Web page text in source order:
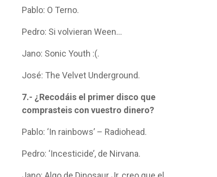
Pablo: O Terno.
Pedro: Si volvieran Ween…
Jano: Sonic Youth :(.
José: The Velvet Underground.
7.- ¿Recodáis el primer disco que
comprasteis con vuestro dinero?
Pablo: ‘In rainbows’ – Radiohead.
Pedro: ‘Incesticide’, de Nirvana.